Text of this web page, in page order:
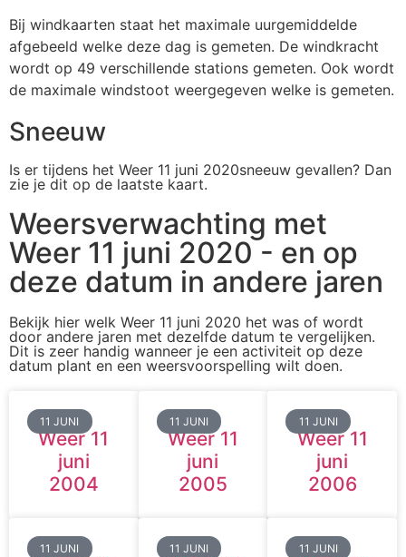
Bij windkaarten staat het maximale uurgemiddelde
afgebeeld welke deze dag is gemeten. De windkracht
wordt op 49 verschillende stations gemeten. Ook wordt
de maximale windstoot weergegeven welke is gemeten.
Sneeuw
Is er tijdens het Weer 11 juni 2020sneeuw gevallen? Dan
zie je dit op de laatste kaart.
Weersverwachting met
Weer 11 juni 2020 - en op
deze datum in andere jaren
Bekijk hier welk Weer 11 juni 2020 het was of wordt
door andere jaren met dezelfde datum te vergelijken.
Dit is zeer handig wanneer je een activiteit op deze
datum plant en een weersvoorspelling wilt doen.
11 JUNI
Weer 11
juni
2004
11 JUNI
Weer 11
juni
2005
11 JUNI
Weer 11
juni
2006
11 JUNI 11 JUNI 11 JUNI